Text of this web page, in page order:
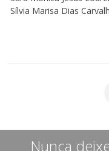
Sílvia Marisa Dias
Nunca